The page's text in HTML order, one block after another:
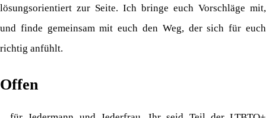
lösungsorientiert zur Seite. Ich bringe euch Vorschläge mit,
und finde gemeinsam mit euch den Weg, der sich für euch
richtig anfühlt.
Offen